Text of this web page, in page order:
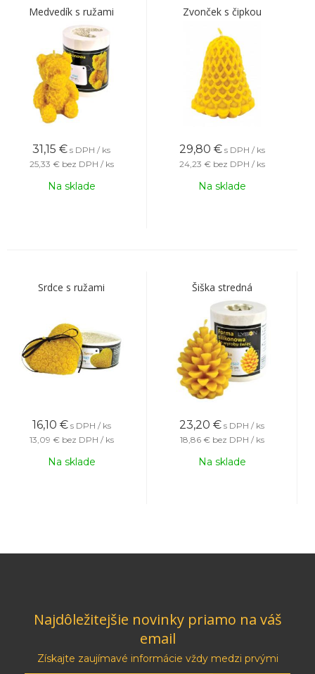
Medvedík s ružami
31,15 € s DPH / ks
25,33 € bez DPH / ks
Na sklade
Zvonček s čipkou
29,80 € s DPH / ks
24,23 € bez DPH / ks
Na sklade
Srdce s ružami
16,10 € s DPH / ks
13,09 € bez DPH / ks
Na sklade
Šiška stredná
23,20 € s DPH / ks
18,86 € bez DPH / ks
Na sklade
Najdôležitejšie novinky priamo na váš
email
Získajte zaujímavé informácie vždy medzi prvými